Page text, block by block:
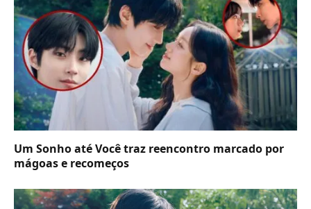
Um Sonho até Você traz reencontro marcado por
mágoas e recomeços